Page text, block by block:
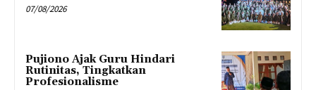
07/08/2026
Pujiono Ajak Guru Hindari
Rutinitas, Tingkatkan
Profesionalisme